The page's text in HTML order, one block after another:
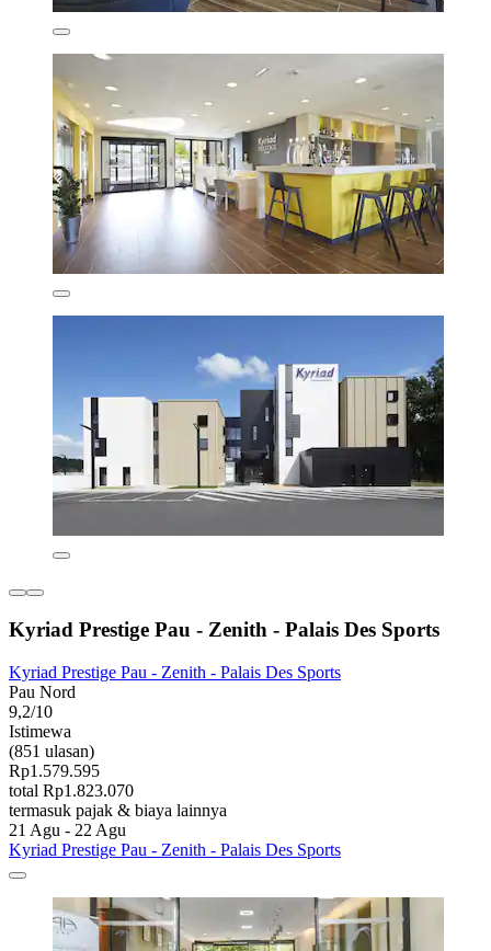
Kyriad Prestige Pau - Zenith - Palais Des Sports
Kyriad Prestige Pau - Zenith - Palais Des Sports
Pau Nord
9,2/10
Istimewa
(851 ulasan)
Rp1.579.595
total Rp1.823.070
termasuk pajak & biaya lainnya
21 Agu - 22 Agu
Kyriad Prestige Pau - Zenith - Palais Des Sports